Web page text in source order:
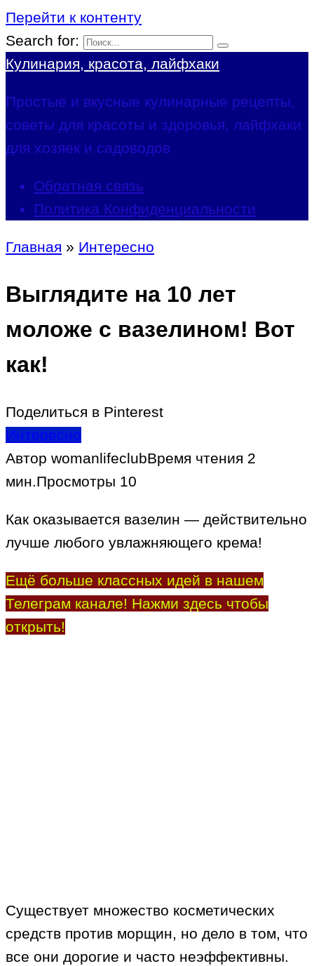
Перейти к контенту
Search for:
Кулинария, красота, лайфхаки
Простые и вкусные кулинарные рецепты,
советы для красоты и здоровья, лайфхаки
для хозяек и садоводов
Обратная связь
Политика Конфиденциальности
Главная » Интересно
Выглядите на 10 лет
моложе с вазелином! Вот
как!
Поделиться в Pinterest
Интересно
Автор womanlifeclubВремя чтения 2
мин.Просмотры 10
Как оказывается вазелин — действительно
лучше любого увлажняющего крема!
Ещё больше классных идей в нашем
Телеграм канале! Нажми здесь чтобы
открыть!
Существует множество косметических
средств против морщин, но дело в том, что
все они дорогие и часто неэффективны.